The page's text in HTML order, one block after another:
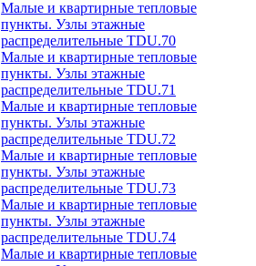
Малые и квартирные тепловые
пункты. Узлы этажные
распределительные TDU.70
Малые и квартирные тепловые
пункты. Узлы этажные
распределительные TDU.71
Малые и квартирные тепловые
пункты. Узлы этажные
распределительные TDU.72
Малые и квартирные тепловые
пункты. Узлы этажные
распределительные TDU.73
Малые и квартирные тепловые
пункты. Узлы этажные
распределительные TDU.74
Малые и квартирные тепловые